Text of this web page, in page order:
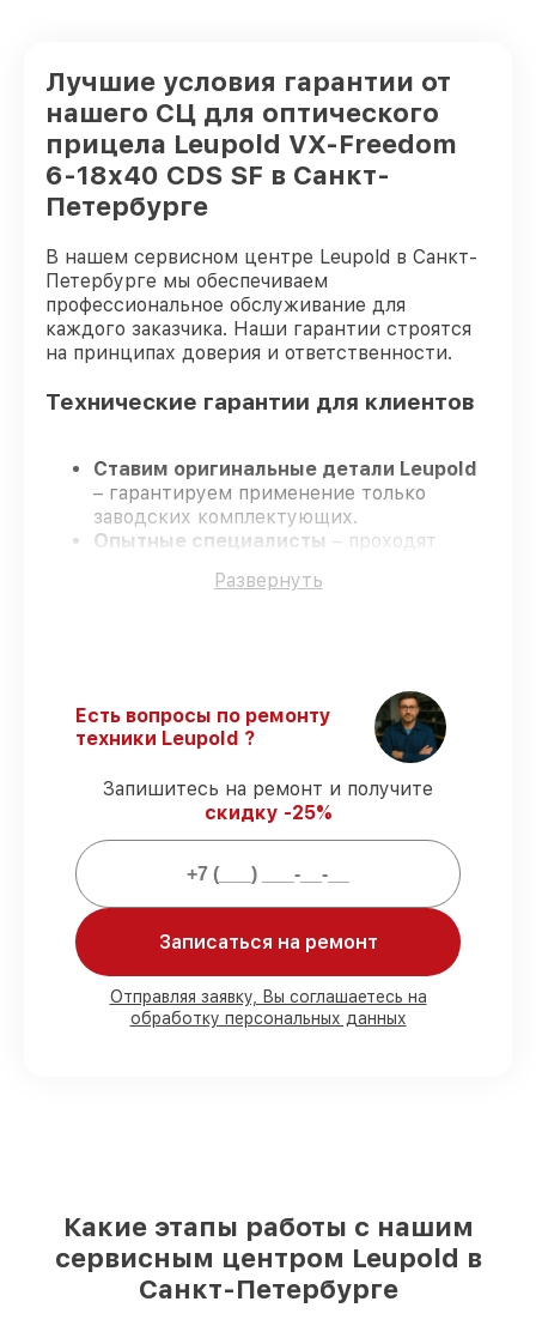
Лучшие условия гарантии от
нашего СЦ для оптического
прицела Leupold VX-Freedom
6-18x40 CDS SF в Санкт-
Петербурге
В нашем сервисном центре Leupold в Санкт-
Петербурге мы обеспечиваем
профессиональное обслуживание для
каждого заказчика. Наши гарантии строятся
на принципах доверия и ответственности.
Технические гарантии для клиентов
Ставим оригинальные детали Leupold
– гарантируем применение только
заводских комплектующих.
Опытные специалисты – проходят
уровень их профессионализма.
Гарантийное сопровождение – все
ремонтные услуги и комплектующие
защищены официальной гарантией
Leupold.
Мы гарантируем:
80%
возможностью личного присутствия
90%комплектующих Leupold готовы к
установке в Санкт-Петербурге,
Развернуть
Есть вопросы по ремонту
техники Leupold ?
Запишитесь на ремонт и получите
скидку -25%
Записаться на ремонт
Отправляя заявку, Вы соглашаетесь на
обработку персональных данных
Какие этапы работы с нашим
сервисным центром Leupold в
Санкт-Петербурге